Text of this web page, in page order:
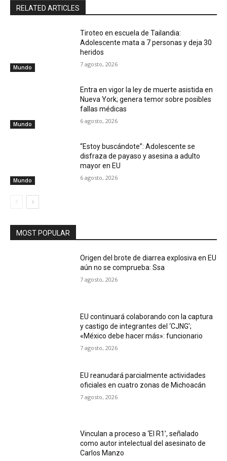
RELATED ARTICLES
Mundo
Tiroteo en escuela de Tailandia:
Adolescente mata a 7 personas y deja 30
heridos
7 agosto, 2026
Mundo
Entra en vigor la ley de muerte asistida en
Nueva York; genera temor sobre posibles
fallas médicas
6 agosto, 2026
Mundo
“Estoy buscándote”: Adolescente se
disfraza de payaso y asesina a adulto
mayor en EU
6 agosto, 2026
MOST POPULAR
Origen del brote de diarrea explosiva en EU
aún no se comprueba: Ssa
7 agosto, 2026
EU continuará colaborando con la captura
y castigo de integrantes del ‘CJNG’;
«México debe hacer más»: funcionario
7 agosto, 2026
EU reanudará parcialmente actividades
oficiales en cuatro zonas de Michoacán
7 agosto, 2026
Vinculan a proceso a ‘El R1’, señalado
como autor intelectual del asesinato de
Carlos Manzo